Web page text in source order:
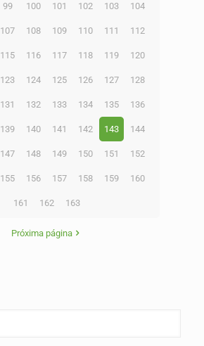
99 100 101 102 103 104
107 108 109 110 111 112
115 116 117 118 119 120
123 124 125 126 127 128
131 132 133 134 135 136
139 140 141 142 143 144
147 148 149 150 151 152
155 156 157 158 159 160
161 162 163
Próxima página